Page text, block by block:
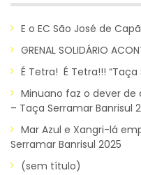
E o EC São José de
GRENAL SOLIDÁRIO
É Tetra! É Tetra!!! “Taça
Minuano faz o dever de
– Taça Serramar Banrisul
Mar Azul e Xangri-lá
Serramar Banrisul 2025
(sem título)